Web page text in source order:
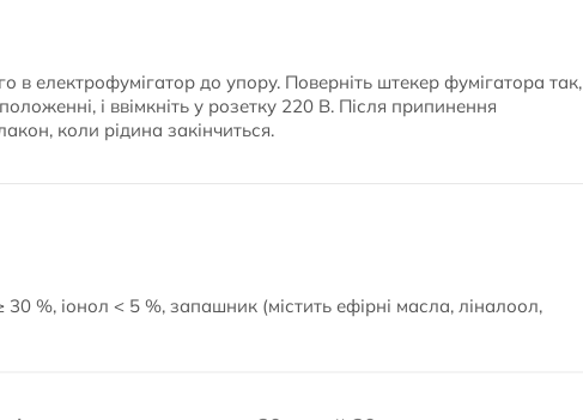
в електрофумігатор до упору. Поверніть штекер фумігатора так,
і ввімкніть у розетку 220 В. Після припинення
коли рідина закінчиться.
%, іонол < 5 %, запашник (містить ефірні масла, ліналоол,